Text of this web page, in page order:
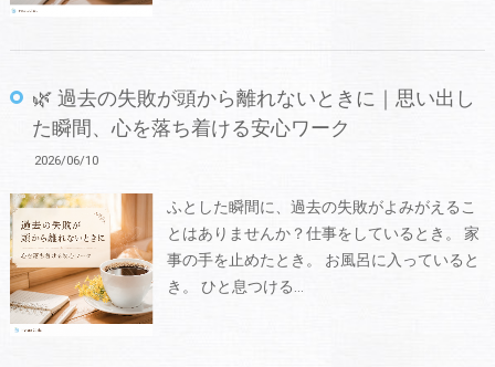
🌿 過去の失敗が頭から離れないときに｜思い出し
た瞬間、心を落ち着ける安心ワーク
2026/06/10
ふとした瞬間に、過去の失敗がよみがえるこ
とはありませんか？仕事をしているとき。 家
事の手を止めたとき。 お風呂に入っていると
き。 ひと息つける…